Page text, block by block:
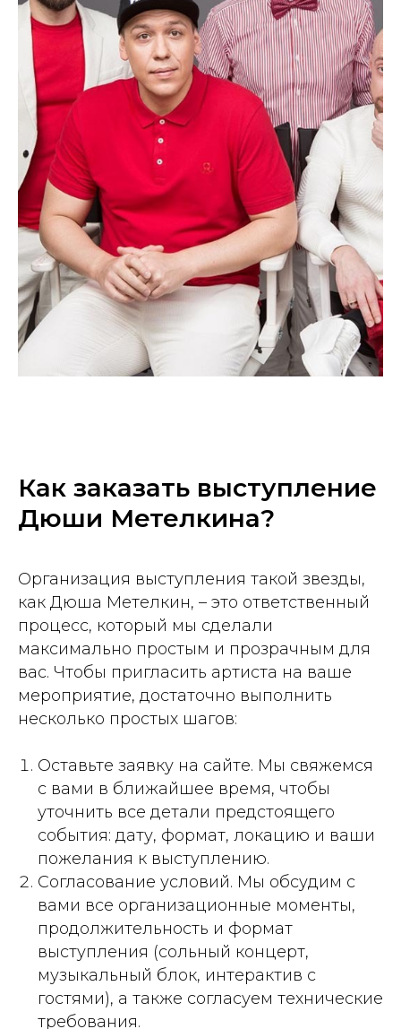
Как заказать выступление
Дюши Метелкина?
Организация выступления такой звезды,
как Дюша Метелкин, – это ответственный
процесс, который мы сделали
максимально простым и прозрачным для
вас. Чтобы пригласить артиста на ваше
мероприятие, достаточно выполнить
несколько простых шагов:
Оставьте заявку на сайте. Мы свяжемся
с вами в ближайшее время, чтобы
уточнить все детали предстоящего
события: дату, формат, локацию и ваши
пожелания к выступлению.
Согласование условий. Мы обсудим с
вами все организационные моменты,
продолжительность и формат
выступления (сольный концерт,
музыкальный блок, интерактив с
гостями), а также согласуем технические
требования.